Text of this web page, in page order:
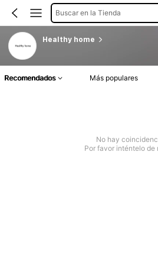
Buscar en la Tienda
Healthy home
Recomendados Más populares
No hay
Por favor inténtelo de